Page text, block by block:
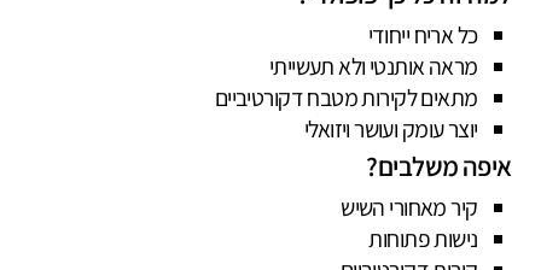
כל אריח ייחודי
מראה אותנטי ולא תעשייתי
מתאים לקירות מטבח דקורטיביים
יוצר עומק ועושר ויזואלי
איפה משלבים?
קיר מאחורי השיש
נישות פתוחות